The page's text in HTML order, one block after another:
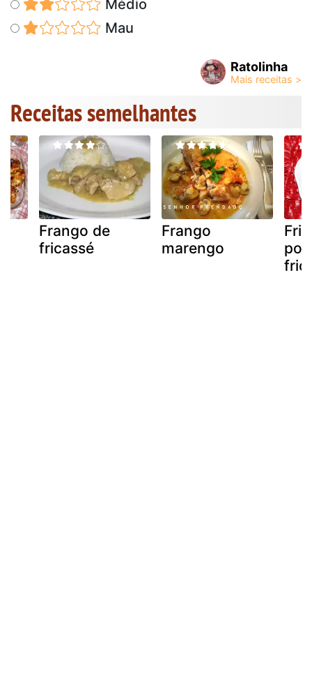
Médio
Mau
Ratolinha
Receitas semelhantes
Frango de
fricassé
Frango
marengo